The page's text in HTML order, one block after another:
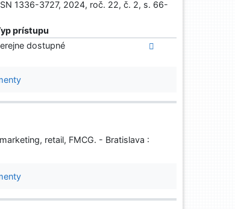
1336-3727, 2024, roč. 22, č. 2, s. 66-
prístupu
dostupné
retail, FMCG. - Bratislava :